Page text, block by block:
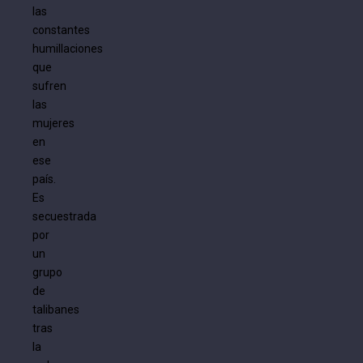
las
constantes
humillaciones
que
sufren
las
mujeres
en
ese
país.
Es
secuestrada
por
un
grupo
de
talibanes
tras
la